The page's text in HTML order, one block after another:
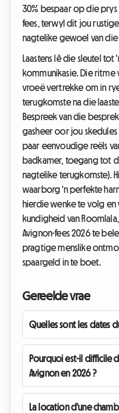
30% bespaar op die
fees, terwyl dit jou
nagtelike gewoel van
Laastens lê die sleutel tot
kommunikasie. Die ritme
vroeë vertrekke om in
terugkomste na die
Bespreek van die
gasheer oor jou skedules
paar eenvoudige reëls
badkamer, toegang tot
nagtelike terugkomste).
waarborg 'n perfekte
hierdie wenke te volg
kundigheid van
Avignon-fees 2026 te
pragtige menslike
spaargeld in te boet.
Gereelde vrae
Quelles sont les dates
Pourquoi est-il difficile
Avignon en 2026 ?
La location d'une